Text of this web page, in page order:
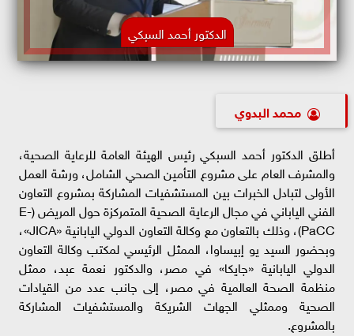
الدكتور أحمد السبكي
محمد البدوي
أطلق الدكتور أحمد السبكي رئيس الهيئة العامة للرعاية الصحية،
والمشرف العام على مشروع التأمين الصحي الشامل، ورشة العمل
الأولى لتبادل الخبرات بين المستشفيات المشاركة بمشروع التعاون
الفني الياباني في مجال الرعاية الصحية المتمركزة حول المريض (E-
PaCC)، وذلك بالتعاون مع وكالة التعاون الدولي اليابانية «JICA»،
وبحضور السيد يو إبيساوا، الممثل الرئيسي لمكتب وكالة التعاون
الدولي اليابانية «جايكا» في مصر، والدكتور نعمة عبد، ممثل
منظمة الصحة العالمية في مصر، إلى جانب عدد من القيادات
الصحية وممثلي الجهات الشريكة والمستشفيات المشاركة
بالمشروع.